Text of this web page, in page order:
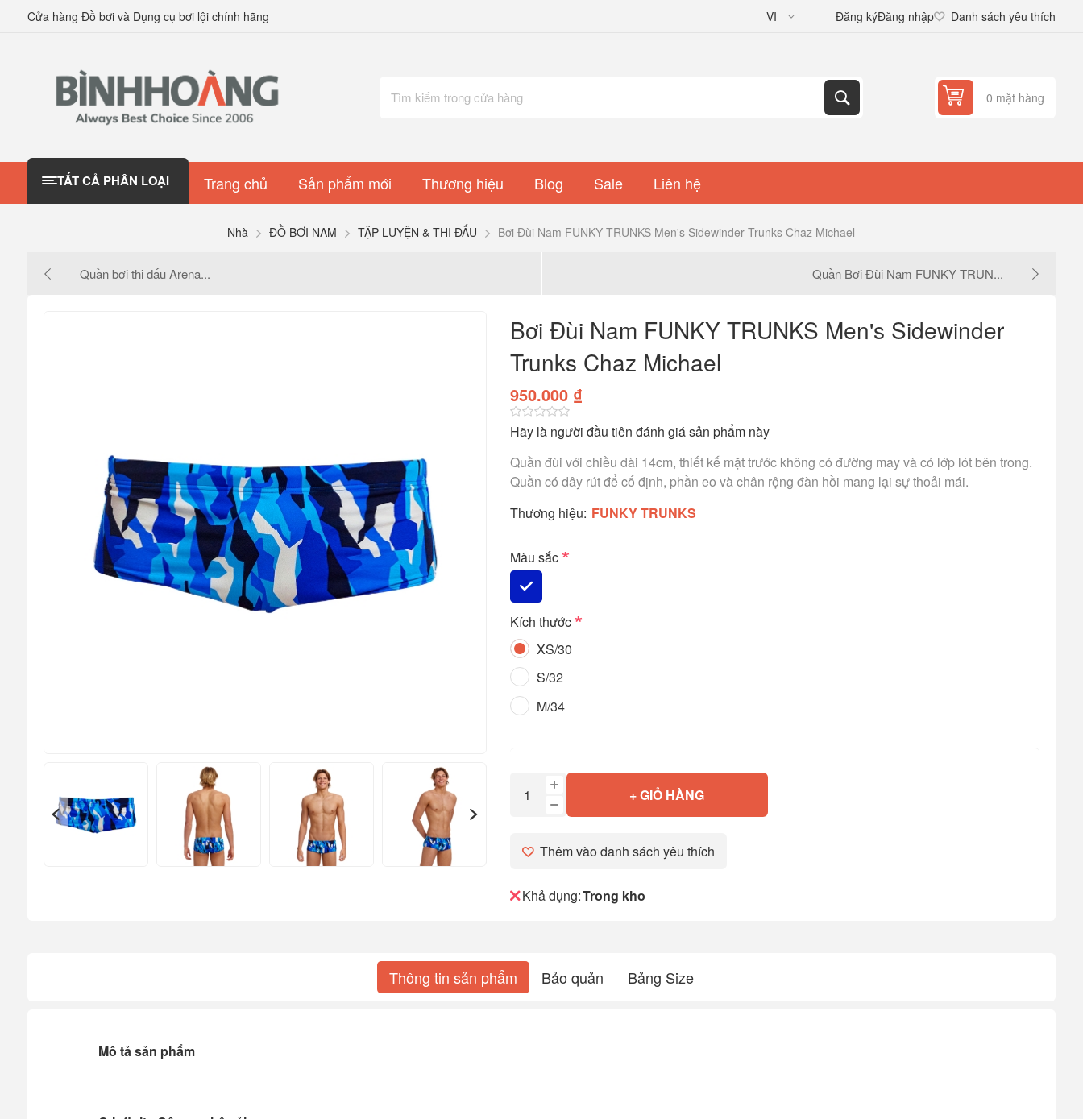
Cửa hàng Đồ bơi và Dụng cụ bơi lội chính hãng Đăng kýĐăng nhập Danh sách yêu thích
0 mặt hàng
TẤT CẢ PHÂN LOẠI Trang chủ Sản phẩm mới Thương hiệu Blog Sale Liên hệ
Nhà ĐỒ BƠI NAM TẬP LUYỆN & THI ĐẤU Bơi Đùi Nam FUNKY TRUNKS Men's Sidewinder Trunks Chaz Michael
Quần bơi thi đấu Arena... Quần Bơi Đùi Nam FUNKY TRUN...
Bơi Đùi Nam FUNKY TRUNKS Men's Sidewinder
Trunks Chaz Michael
950.000 ₫
Hãy là người đầu tiên đánh giá sản phẩm này
Quần đùi với chiều dài 14cm, thiết kế mặt trước không có đường may và có lớp lót bên trong.
Quần có dây rút để cố định, phần eo và chân rộng đàn hồi mang lại sự thoải mái.
Thương hiệu: FUNKY TRUNKS
Màu sắc*
Kích thước*
XS/30
S/32
M/34
+ GIỎ HÀNG
Thêm vào danh sách yêu thích
Khả dụng:Trong kho
Thông tin sản phẩm Bảo quản Bảng Size
Mô tả sản phẩm